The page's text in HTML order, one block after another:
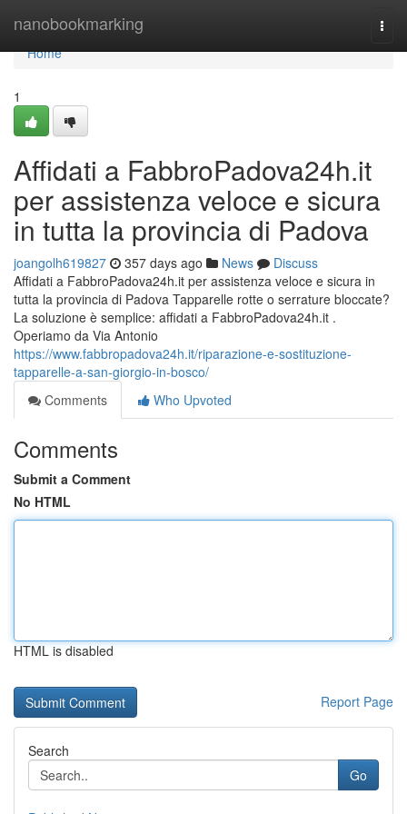
nanobookmarking
Home
Home
1
Affidati a FabbroPadova24h.it
per assistenza veloce e sicura
in tutta la provincia di Padova
joangolh619827 357 days ago News
Discuss
Affidati a FabbroPadova24h.it per assistenza veloce e sicura in
tutta la provincia di Padova Tapparelle rotte o serrature bloccate?
La soluzione è semplice: affidati a FabbroPadova24h.it .
Operiamo da Via Antonio
https://www.fabbropadova24h.it/riparazione-e-sostituzione-
tapparelle-a-san-giorgio-in-bosco/
Comments
Who Upvoted
Comments
Submit a Comment
No HTML
HTML is disabled
Report Page
Search
Go